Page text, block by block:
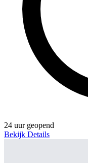
24 uur geopend
Bekijk Details